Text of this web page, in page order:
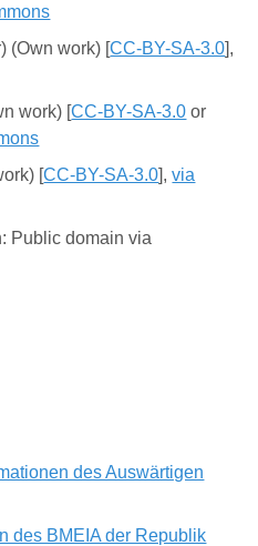
(Own work) [CC-BY-SA-3.0],
work) [CC-BY-SA-3.0 or
[CC-BY-SA-3.0],via
: Public domain via
des Auswärtigen
des BMEIA der Republik